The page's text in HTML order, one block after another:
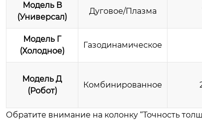
Модель В
(Универсал)
Дуговое/Плазма
Модель Г
(Холодное)
Газодинамическое
Модель Д
(Робот)
Комбинированное
Обратите внимание на колонку “Точность